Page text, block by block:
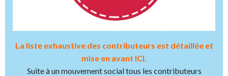
La liste exhaustive des contributeurs est détaillée et
mise en avant ICI.
Suite à un mouvement social tous les contributeurs